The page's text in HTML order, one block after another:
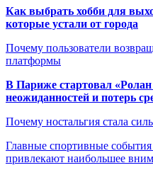
Как выбрать хобби для
которые устали от города
Почему пользователи
платформы
В Париже стартовал
неожиданностей и потерь
Почему ностальгия стала
Главные спортивные
привлекают наибольшее